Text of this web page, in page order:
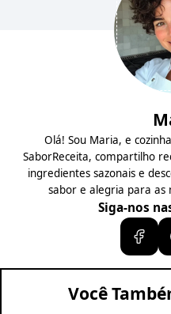
Olá! Sou Maria, e
SaborReceita, compartilho
ingredientes sazonais e
sabor e alegria para as
Siga-nos
Você